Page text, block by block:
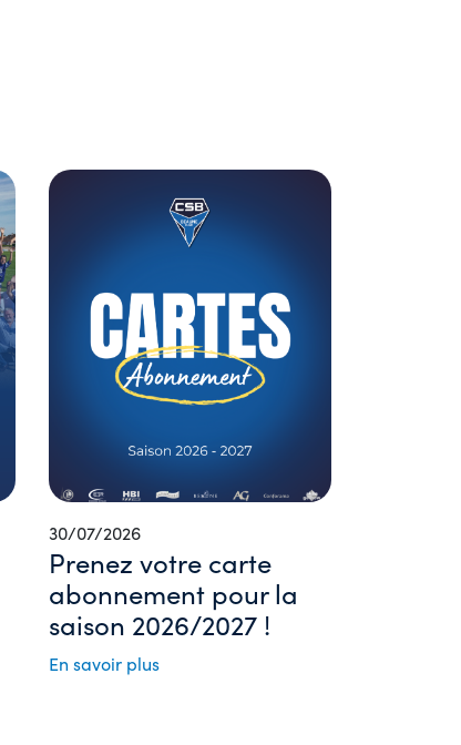
30/07/2026
Prenez votre carte
abonnement pour la
saison 2026/2027 !
En savoir plus